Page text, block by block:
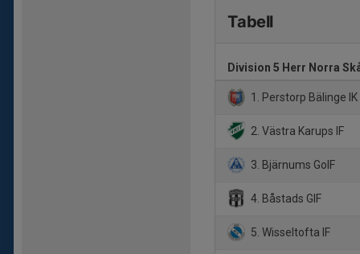
Tabell
Division 5 Herr Norra
1. Perstorp Bälinge IK
2. Västra Karups IF
3. Bjärnums GoIF
4. Båstads GIF
5. Wisseltofta IF